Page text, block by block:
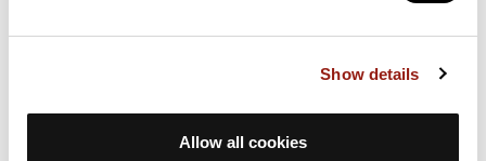
Show details
Allow all cookies